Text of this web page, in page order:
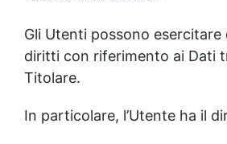
Gli Utenti possono
diritti con riferimento ai Dati
Titolare.
In particolare, l’Utente ha il